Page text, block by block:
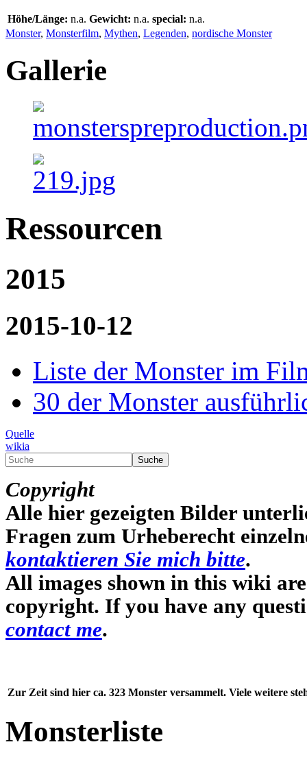
Höhe/Länge: n.a. Gewicht: n.a. special: n.a.
Monster, Monsterfilm, Mythen, Legenden, nordische Monster
Gallerie
Ressourcen
2015
2015-10-12
Liste der Monster im
30 der Monster
Quelle
wikia
Suche
Copyright
Alle hier gezeigten Bilder
Fragen zum Urheberecht
kontaktieren Sie mich bitte.
All images shown in this wiki
copyright. If you have any
contact me.
Zur Zeit sind hier ca. 323 Monster versammelt. Viele weitere
Monsterliste